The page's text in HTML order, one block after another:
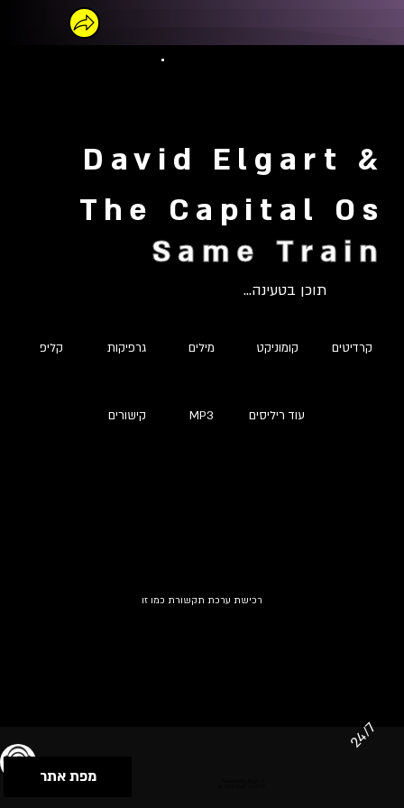
David Elgart &
The Capital Os
Same Train
תוכן בטעינה...
קליפ גרפיקות מילים קומוניקט קרדיטים
קישורים MP3 עוד ריליסים
רכישת ערכת תקשורת כמו זו
מפת אתר
24/7